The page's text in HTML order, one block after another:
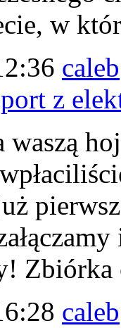
w
caleb
z
waszą
Zbiórka
caleb